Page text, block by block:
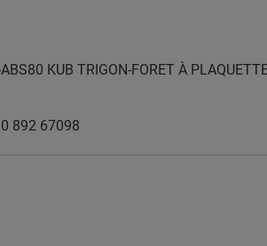
KUB TRIGON-FORET À
892 67098